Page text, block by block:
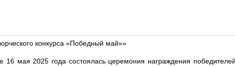
конкурса «Победный май»»
2025 года состоялась церемония награждения победителей